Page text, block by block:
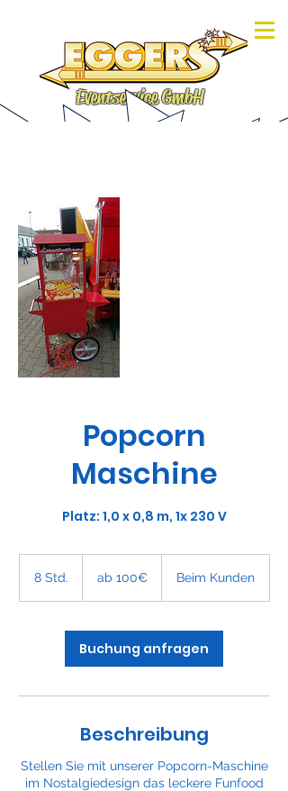
Eventservice GmbH
Popcorn
Maschine
Platz: 1,0 x 0,8 m, 1x 230 V
8 Std.
d
ab 100€ Beim Kunden
Buchung anfragen
Beschreibung
Stellen Sie mit unserer Popcorn-Maschine
im Nostalgiedesign das leckere Funfood